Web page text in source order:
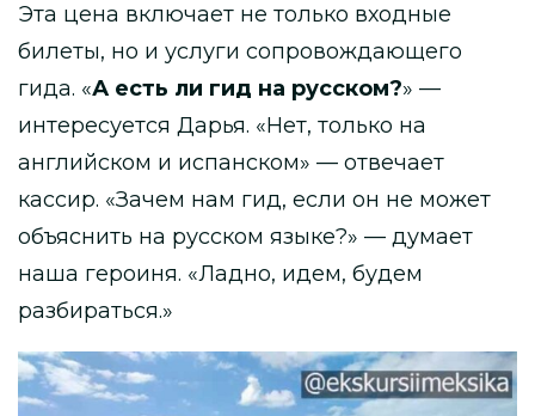
Эта цена включает не только входные
билеты, но и услуги сопровождающего
гида. «А есть ли гид на русском?» —
интересуется Дарья. «Нет, только на
английском и испанском» — отвечает
кассир. «Зачем нам гид, если он не может
объяснить на русском языке?» — думает
наша героиня. «Ладно, идем, будем
разбираться.»